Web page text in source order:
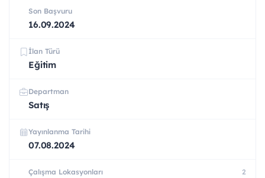
Son Başvuru
16.09.2024
İlan Türü
Eğitim
Departman
Satış
Yayınlanma Tarihi
07.08.2024
Çalışma Lokasyonları 2